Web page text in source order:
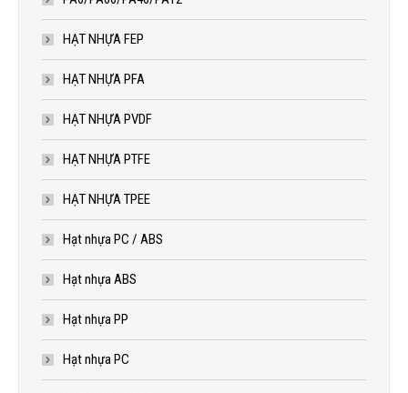
HẠT NHỰA FEP
HẠT NHỰA PFA
HẠT NHỰA PVDF
HẠT NHỰA PTFE
HẠT NHỰA TPEE
Hạt nhựa PC / ABS
Hạt nhựa ABS
Hạt nhựa PP
Hạt nhựa PC